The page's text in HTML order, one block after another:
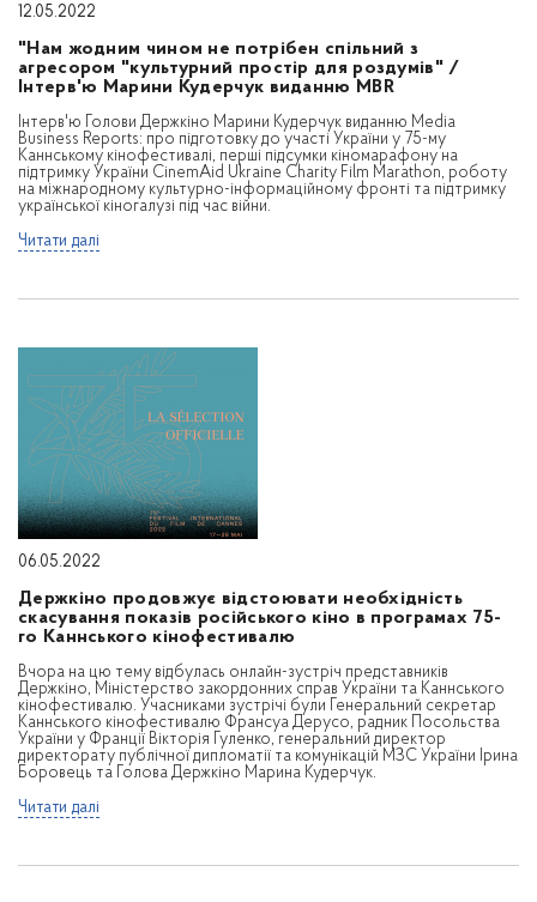
12.05.2022
"Нам жодним чином не потрібен спільний з
агресором "культурний простір для роздумів" /
Інтерв'ю Марини Кудерчук виданню MBR
Інтерв'ю Голови Держкіно Марини Кудерчук виданню Media
Business Reports: про підготовку до участі України у 75-му
Каннському кінофестивалі, перші підсумки кіномарафону на
підтримку України CinemAid Ukraine Charity Film Marathon, роботу
на міжнародному культурно-інформаційному фронті та підтримку
української кіногалузі під час війни.
Читати далі
06.05.2022
Держкіно продовжує відстоювати необхідність
скасування показів російського кіно в програмах 75-
го Каннського кінофестивалю
Вчора на цю тему відбулась онлайн-зустріч представників
Держкіно, Міністерство закордонних справ України та Каннського
кінофестивалю. Учасниками зустрічі були Генеральний секретар
Каннського кінофестивалю Франсуа Дерусо, радник Посольства
України у Франції Вікторія Гуленко, генеральний директор
директорату публічної дипломатії та комунікацій МЗС України Ірина
Боровець та Голова Держкіно Марина Кудерчук.
Читати далі